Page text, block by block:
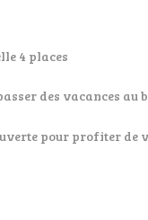
4 places
des vacances au
pour profiter de